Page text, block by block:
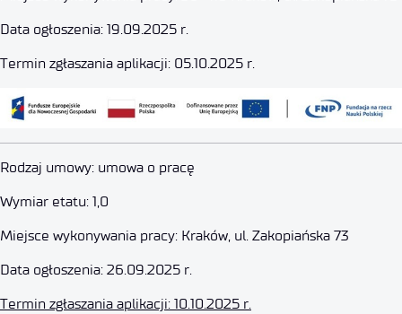
Data ogłoszenia: 19.09.2025 r.
Termin zgłaszania aplikacji: 05.10.2025 r.
Starszy Inżynier Technologii
26 września 2025
Rodzaj umowy: umowa o pracę
Wymiar etatu: 1,0
Miejsce wykonywania pracy: Kraków, ul. Zakopiańska 73
Data ogłoszenia: 26.09.2025 r.
Termin zgłaszania aplikacji: 10.10.2025 r.